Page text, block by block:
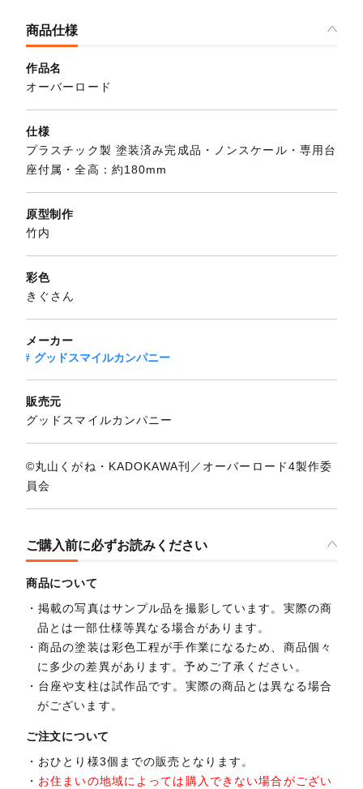
商品仕様
作品名
オーバーロード
仕様
プラスチック製 塗装済み完成品・ノンスケール・専用台
座付属・全高：約180mm
原型制作
竹内
彩色
きぐさん
メーカー
グッドスマイルカンパニー
販売元
グッドスマイルカンパニー
©丸山くがね・KADOKAWA刊／オーバーロード4製作委
員会
ご購入前に必ずお読みください
商品について
掲載の写真はサンプル品を撮影しています。実際の商
品とは一部仕様等異なる場合があります。
商品の塗装は彩色工程が手作業になるため、商品個々
に多少の差異があります。予めご了承ください。
台座や支柱は試作品です。実際の商品とは異なる場合
がございます。
ご注文について
おひとり様3個までの販売となります。
お住まいの地域によっては購入できない場合がござい